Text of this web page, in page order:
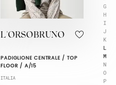
G
H
I
J
K
L
M
N
O
P
L'ORSOBRUNO
PADIGLIONE CENTRALE / TOP
FLOOR / A/15
ITALIA